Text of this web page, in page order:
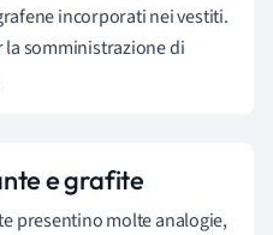
incorporati nei vestiti.
somministrazione di
e grafite
presentino molte analogie,